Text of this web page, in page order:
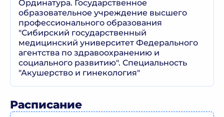
Ординатура. Государственное
образовательное учреждение высшего
профессионального образования
"Сибирский государственный
медицинский университет Федерального
агентства по здравоохранению и
социального развитию". Специальность
"Акушерство и гинекология"
Расписание